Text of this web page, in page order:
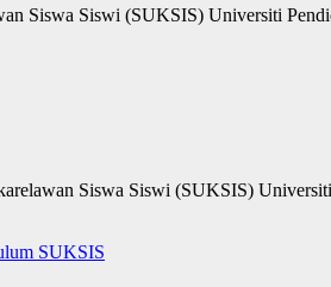
Siswa Siswi (SUKSIS) Universiti
Siswa Siswi (SUKSIS)
SUKSIS